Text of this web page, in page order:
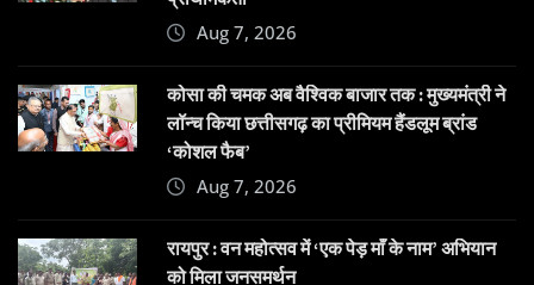
Aug 7, 2026
कोसा की चमक अब वैश्विक बाजार तक : मुख्यमंत्री ने
लॉन्च किया छत्तीसगढ़ का प्रीमियम हैंडलूम ब्रांड
‘कोशल फैब’
Aug 7, 2026
रायपुर : वन महोत्सव में ‘एक पेड़ माँ के नाम’ अभियान
को मिला जनसमर्थन